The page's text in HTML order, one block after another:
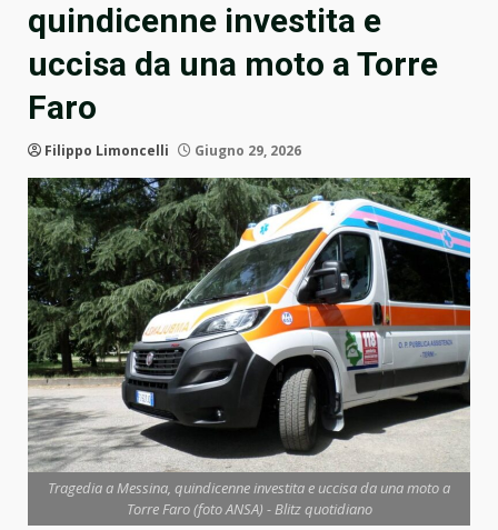
quindicenne investita e
uccisa da una moto a Torre
Faro
Filippo Limoncelli Giugno 29, 2026
Tragedia a Messina, quindicenne investita e uccisa da una moto a
Torre Faro (foto ANSA) - Blitz quotidiano